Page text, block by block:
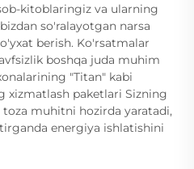
kitoblaringiz va ularning
so'ralayotgan narsa
berish. Ko'rsatmalar
boshqa juda muhim
"Titan" kabi
xizmatlash paketlari Sizning
muhitni hozirda yaratadi,
energiya ishlatishini